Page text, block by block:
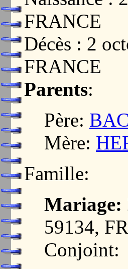
FRANCE
Décès : 2
FRANCE
Parents:
Père:
Mère:
Famille:
Mariage:
59134,
Conjoint: